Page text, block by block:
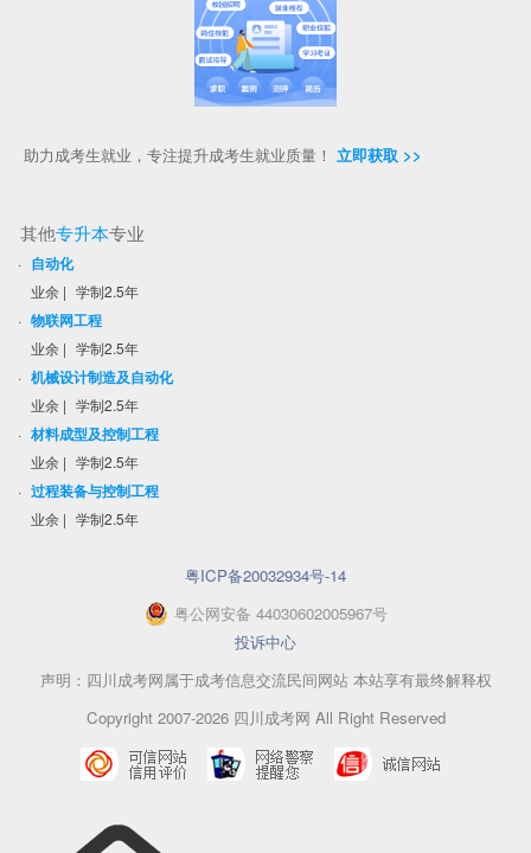
助力成考生就业，专注提升成考生就业质量！ 立即获取 >>
其他专升本专业
· 自动化
业余 | 学制2.5年
· 物联网工程
业余 | 学制2.5年
· 机械设计制造及自动化
业余 | 学制2.5年
· 材料成型及控制工程
业余 | 学制2.5年
· 过程装备与控制工程
业余 | 学制2.5年
粤ICP备20032934号-14
粤公网安备 44030602005967号
投诉中心
声明：四川成考网属于成考信息交流民间网站 本站享有最终解释权
Copyright 2007-2026 四川成考网 All Right Reserved